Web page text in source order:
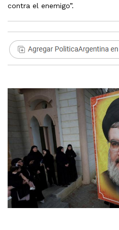
contra el enemigo”.